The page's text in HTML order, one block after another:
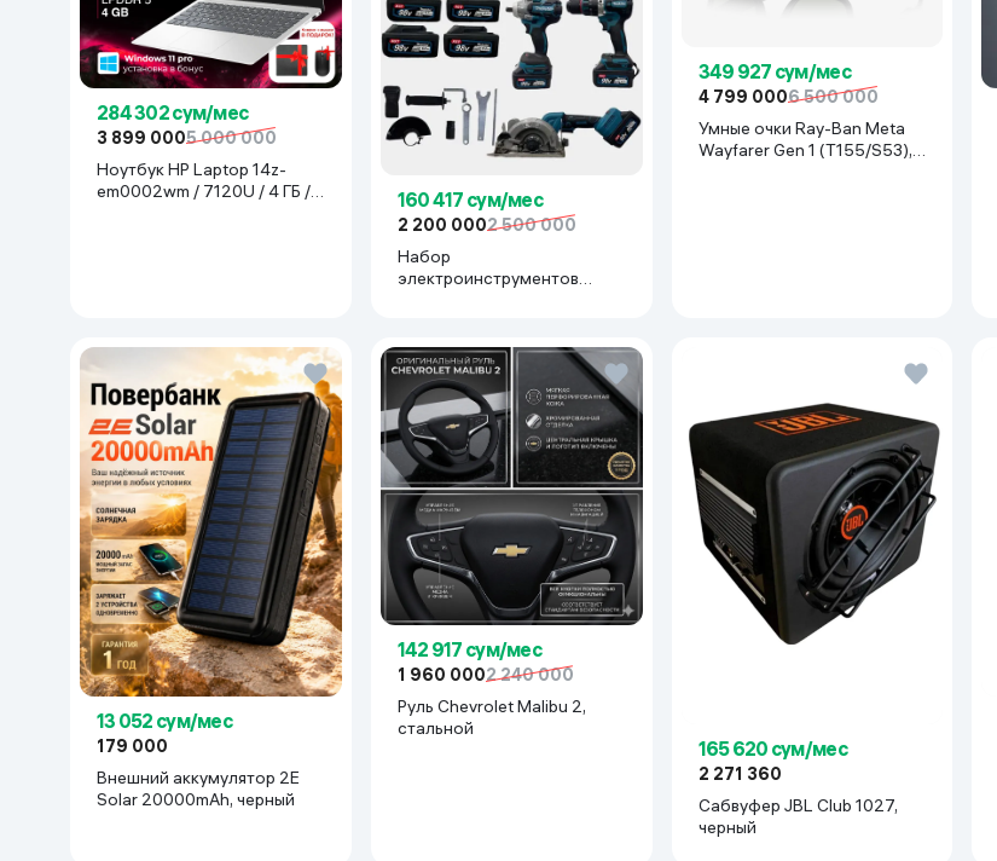
284 302 сум/мес
3 899 0005 000 000
Ноутбук HP Laptop 14z-
em0002wm / 7120U / 4 ГБ /
160 417 сум/мес
2 200 0002 500 000
Набор
электроинструментов
349 927 сум/мес
4 799 0006 500 000
Умные очки Ray-Ban Meta
Wayfarer Gen 1 (T155/S53),
13 052 сум/мес
179 000
Внешний аккумулятор 2E
Solar 20000mAh, черный
142 917 сум/мес
1 960 0002 240 000
Руль Chevrolet Malibu 2,
cтальной
165 620 сум/мес
2 271 360
Сабвуфер JBL Club 1027,
черный